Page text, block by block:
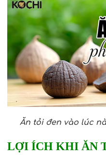
Ăn tỏi đen vào lúc
LỢI ÍCH KHI ĂN